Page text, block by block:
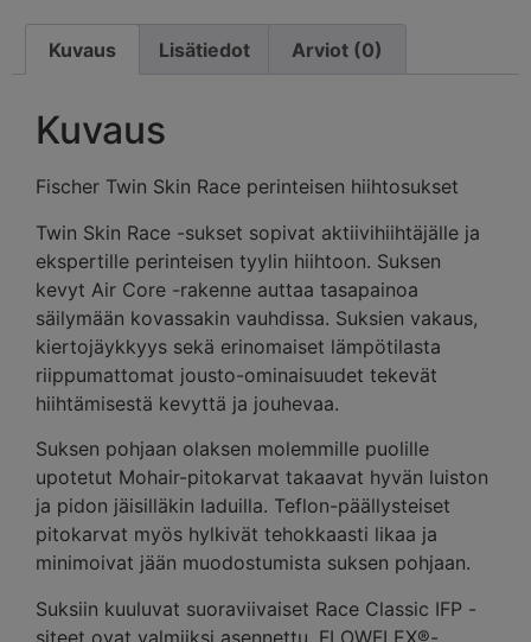
Kuvaus Lisätiedot Arviot (0)
Kuvaus
Fischer Twin Skin Race perinteisen hiihtosukset
Twin Skin Race -sukset sopivat aktiivihiihtäjälle ja
ekspertille perinteisen tyylin hiihtoon. Suksen
kevyt Air Core -rakenne auttaa tasapainoa
säilymään kovassakin vauhdissa. Suksien vakaus,
kiertojäykkyys sekä erinomaiset lämpötilasta
riippumattomat jousto-ominaisuudet tekevät
hiihtämisestä kevyttä ja jouhevaa.
Suksen pohjaan olaksen molemmille puolille
upotetut Mohair-pitokarvat takaavat hyvän luiston
ja pidon jäisilläkin laduilla. Teflon-päällysteiset
pitokarvat myös hylkivät tehokkaasti likaa ja
minimoivat jään muodostumista suksen pohjaan.
Suksiin kuuluvat suoraviivaiset Race Classic IFP -
siteet ovat valmiiksi asennettu. FLOWFLEX®-